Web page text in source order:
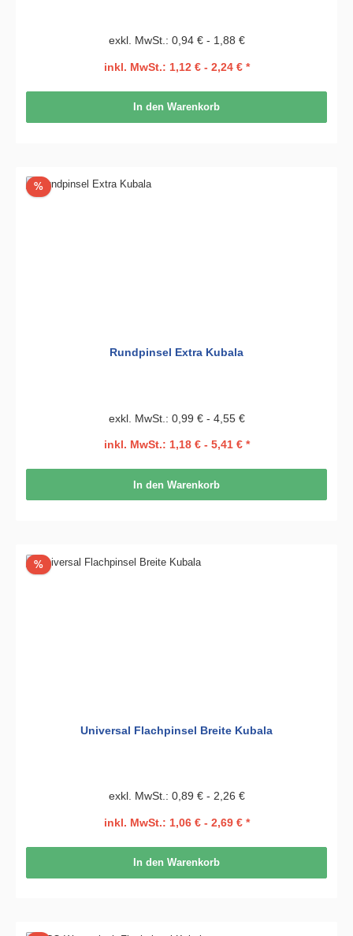
exkl. MwSt.: 0,94 € - 1,88 €
inkl. MwSt.: 1,12 € - 2,24 € *
In den Warenkorb
%Rabatt
Rundpinsel Extra Kubala
exkl. MwSt.: 0,99 € - 4,55 €
inkl. MwSt.: 1,18 € - 5,41 € *
In den Warenkorb
%Rabatt
Universal Flachpinsel Breite Kubala
exkl. MwSt.: 0,89 € - 2,26 €
inkl. MwSt.: 1,06 € - 2,69 € *
In den Warenkorb